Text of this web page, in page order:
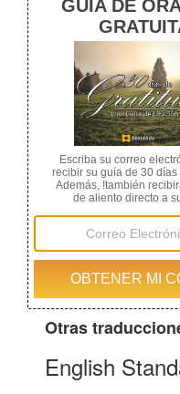
género de
falsamente,
Regocijaos y
vuestra
es grande,
a los profetas
vosotros.
Otras
English